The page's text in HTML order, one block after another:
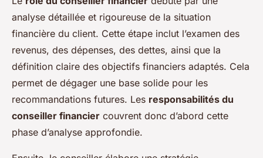
analyse détaillée et rigoureuse de la situation
financière du client. Cette étape inclut l’examen des
revenus, des dépenses, des dettes, ainsi que la
définition claire des objectifs financiers adaptés. Cela
permet de dégager une base solide pour les
recommandations futures. Les responsabilités du
conseiller financier couvrent donc d’abord cette
phase d’analyse approfondie.